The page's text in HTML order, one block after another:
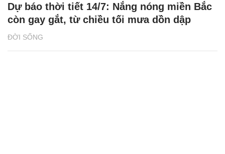
ĐỜI SỐNG
Dự báo thời tiết 14/7: Nắng nóng miền Bắc
còn gay gắt, từ chiều tối mưa dồn dập